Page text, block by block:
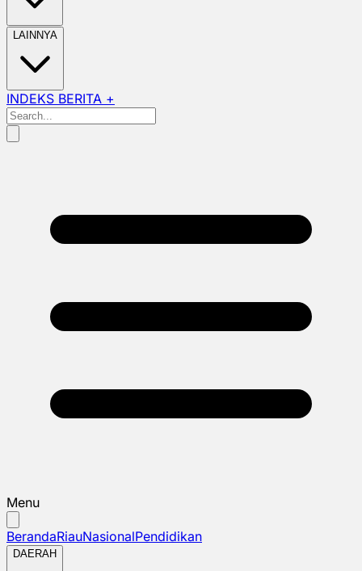
LAINNYA
INDEKS BERITA +
Menu
BerandaRiauNasionalPendidikan
DAERAH